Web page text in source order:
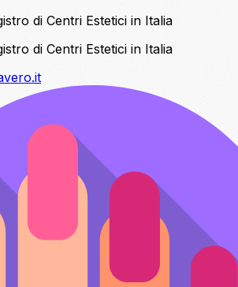
di Centri Estetici in Italia
di Centri Estetici in Italia